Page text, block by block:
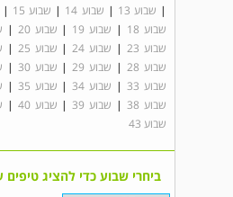
| שבוע 13 | שבוע 14 | שבוע 15 |
שבוע 18
| שבוע 19 | שבוע 20 |
שבוע 23
| שבוע 24 | שבוע 25 |
שבוע 28
| שבוע 29 | שבוע 30 |
שבוע 33
| שבוע 34 | שבוע 35 |
שבוע 38
| שבוע 39 | שבוע 40 |
שבוע 43
ביחרי שבוע כדי להציג טיפים